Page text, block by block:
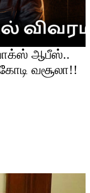
ஆபீஸ்..
வசூலா!!